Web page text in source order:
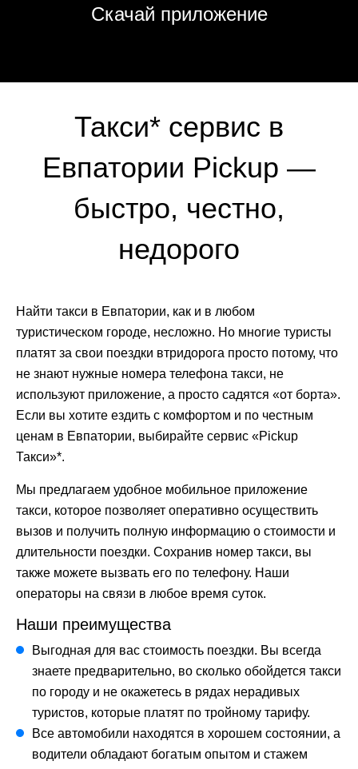
Скачай приложение
Такси* сервис в
Евпатории Pickup —
быстро, честно,
недорого
Найти такси в Евпатории, как и в любом
туристическом городе, несложно. Но многие туристы
платят за свои поездки втридорога просто потому, что
не знают нужные номера телефона такси, не
используют приложение, а просто садятся «от борта».
Если вы хотите ездить с комфортом и по честным
ценам в Евпатории, выбирайте сервис «Pickup
Такси»*.
Мы предлагаем удобное мобильное приложение
такси, которое позволяет оперативно осуществить
вызов и получить полную информацию о стоимости и
длительности поездки. Сохранив номер такси, вы
также можете вызвать его по телефону. Наши
операторы на связи в любое время суток.
Наши преимущества
Выгодная для вас стоимость поездки. Вы всегда
знаете предварительно, во сколько обойдется такси
по городу и не окажетесь в рядах нерадивых
туристов, которые платят по тройному тарифу.
Все автомобили находятся в хорошем состоянии, а
водители обладают богатым опытом и стажем